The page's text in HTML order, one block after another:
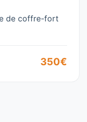
de coffre-fort
350€